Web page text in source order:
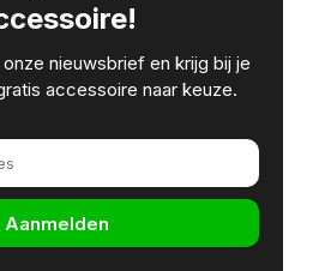
nieuwsbrief en krijg bij je
accessoire naar keuze.
Aanmelden